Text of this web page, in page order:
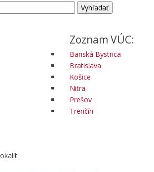
Zoznam VÚC:
Banská Bystrica
Bratislava
Košice
Nitra
Prešov
Trenčín